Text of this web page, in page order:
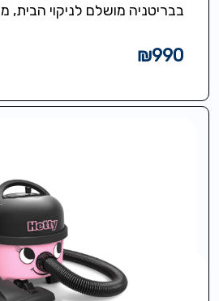
בבריטניה מושלם לניקוי הבית,
₪990